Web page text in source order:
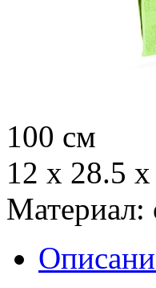
100 см
12 х 28.5
Материал: